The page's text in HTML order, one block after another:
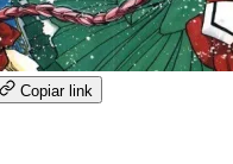
Copiar link